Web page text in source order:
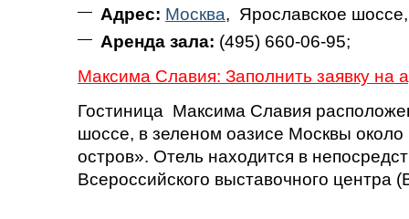
Адрес: Москва, Ярославское
Аренда зала: (495) 660-06-95;
Максима Славия: Заполнить заявку на
Гостиница Максима Славия
шоссе, в зеленом оазисе Москвы
остров». Отель находится в
Всероссийского выставочного центра